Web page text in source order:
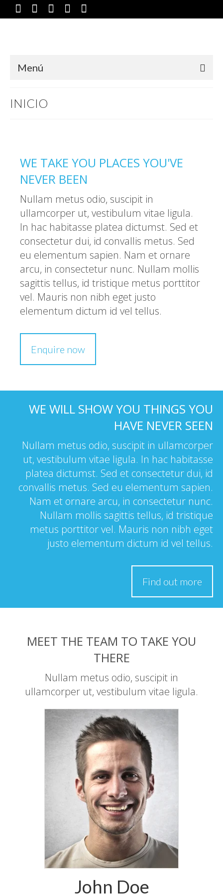
Menú
INICIO
WE TAKE YOU PLACES YOU'VE
NEVER BEEN
Nullam metus odio, suscipit in
ullamcorper ut, vestibulum vitae ligula.
In hac habitasse platea dictumst. Sed et
consectetur dui, id convallis metus. Sed
eu elementum sapien. Nam et ornare
arcu, in consectetur nunc. Nullam mollis
sagittis tellus, id tristique metus porttitor
vel. Mauris non nibh eget justo
elementum dictum id vel tellus.
Enquire now
WE WILL SHOW YOU THINGS YOU
HAVE NEVER SEEN
Nullam metus odio, suscipit in ullamcorper
ut, vestibulum vitae ligula. In hac habitasse
platea dictumst. Sed et consectetur dui, id
convallis metus. Sed eu elementum sapien.
Nam et ornare arcu, in consectetur nunc.
Nullam mollis sagittis tellus, id tristique
metus porttitor vel. Mauris non nibh eget
justo elementum dictum id vel tellus.
Find out more
MEET THE TEAM TO TAKE YOU
THERE
Nullam metus odio, suscipit in
ullamcorper ut, vestibulum vitae ligula.
John Doe